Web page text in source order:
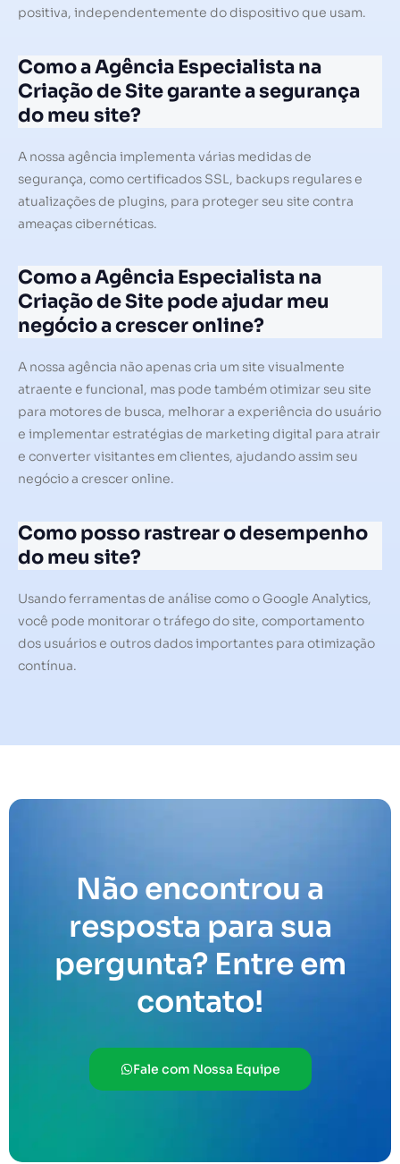
positiva, independentemente do dispositivo que usam.
Como a Agência Especialista na
Criação de Site garante a segurança
do meu site?
A nossa agência implementa várias medidas de
segurança, como certificados SSL, backups regulares e
atualizações de plugins, para proteger seu site contra
ameaças cibernéticas.
Como a Agência Especialista na
Criação de Site pode ajudar meu
negócio a crescer online?
A nossa agência não apenas cria um site visualmente
atraente e funcional, mas pode também otimizar seu site
para motores de busca, melhorar a experiência do usuário
e implementar estratégias de marketing digital para atrair
e converter visitantes em clientes, ajudando assim seu
negócio a crescer online.
Como posso rastrear o desempenho
do meu site?
Usando ferramentas de análise como o Google Analytics,
você pode monitorar o tráfego do site, comportamento
dos usuários e outros dados importantes para otimização
contínua.
Não encontrou a
resposta para sua
pergunta? Entre em
contato!
Fale com Nossa Equipe